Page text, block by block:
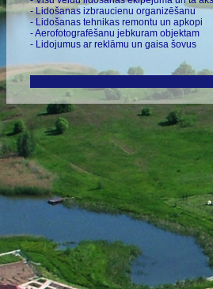
- Lidošanas izbraucienu organizēšanu
- Lidošanas tehnikas remontu un apkopi
- Aerofotografēšanu jebkuram objektam
- Lidojumus ar reklāmu un gaisa šovus